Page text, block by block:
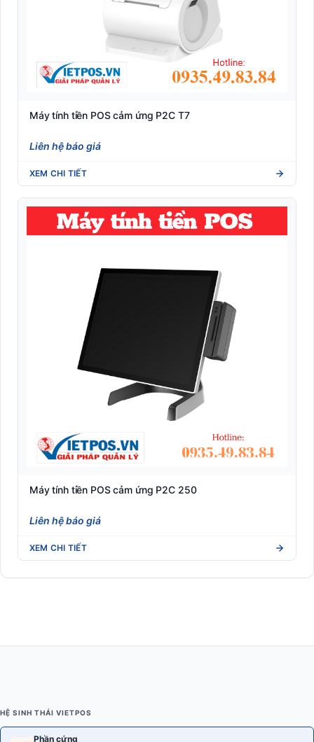
Máy tính tiền POS cảm ứng P2C T7
Liên hệ báo giá
XEM CHI TIẾT
Máy tính tiền POS cảm ứng P2C 250
Liên hệ báo giá
XEM CHI TIẾT
HỆ SINH THÁI VIETPOS
Phần cứng